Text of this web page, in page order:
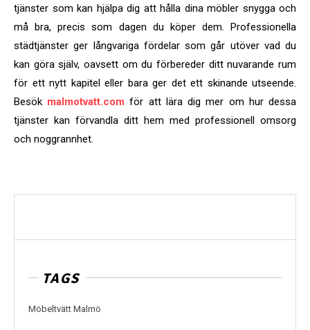
tjänster som kan hjälpa dig att hålla dina möbler snygga och
må bra, precis som dagen du köper dem. Professionella
städtjänster ger långvariga fördelar som går utöver vad du
kan göra själv, oavsett om du förbereder ditt nuvarande rum
för ett nytt kapitel eller bara ger det ett skinande utseende.
Besök malmotvatt.com för att lära dig mer om hur dessa
tjänster kan förvandla ditt hem med professionell omsorg
och noggrannhet.
TAGS
Möbeltvätt Malmö